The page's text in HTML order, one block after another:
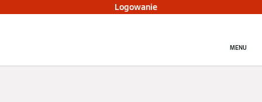
Logowanie
MENU